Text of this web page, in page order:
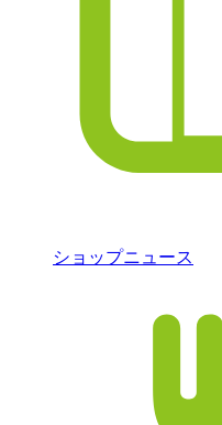
ショップニュース